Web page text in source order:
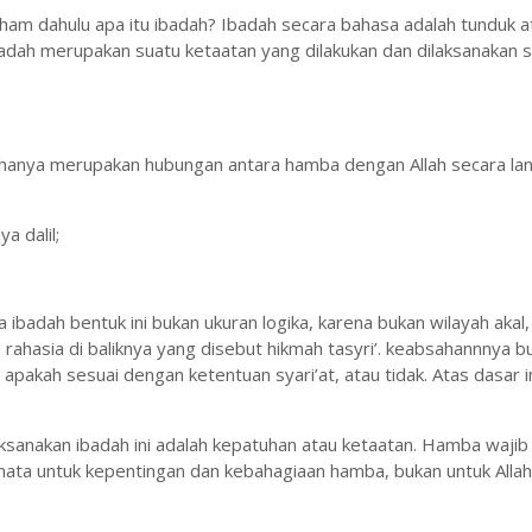
dahulu apa itu ibadah? Ibadah secara bahasa adalah tunduk
merupakan suatu ketaatan yang dilakukan dan dilaksanakan
merupakan hubungan antara hamba dengan Allah secara
dalil;
bentuk ini bukan ukuran logika, karena bukan wilayah akal,
di baliknya yang disebut hikmah tasyri’. keabsahannnya
sesuai dengan ketentuan syari’at, atau tidak. Atas dasar
ibadah ini adalah kepatuhan atau ketaatan. Hamba
untuk kepentingan dan kebahagiaan hamba, bukan untuk